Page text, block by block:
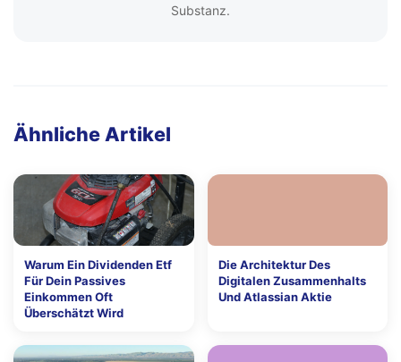
Substanz.
Ähnliche Artikel
Warum Ein Dividenden Etf
Für Dein Passives
Einkommen Oft
Überschätzt Wird
Die Architektur Des
Digitalen Zusammenhalts
Und Atlassian Aktie